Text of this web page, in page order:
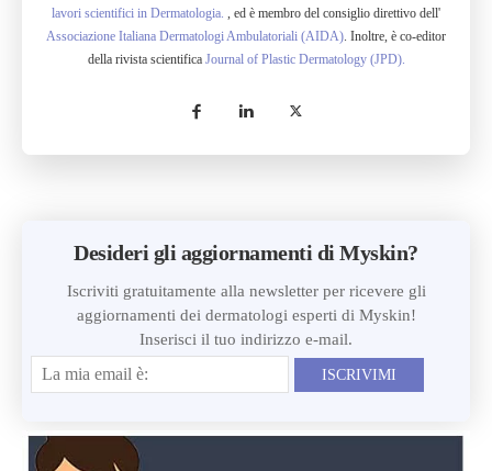
lavori scientifici in Dermatologia. , ed è membro del consiglio direttivo dell'
Associazione Italiana Dermatologi Ambulatoriali (AIDA). Inoltre, è co-editor
della rivista scientifica Journal of Plastic Dermatology (JPD).
Desideri gli aggiornamenti di Myskin?
Iscriviti gratuitamente alla newsletter per ricevere gli
aggiornamenti dei dermatologi esperti di Myskin!
Inserisci il tuo indirizzo e-mail.
ISCRIVIMI